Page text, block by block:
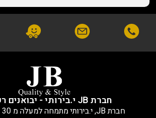
חברת JB י.בירותי - יבואנים רשמיים